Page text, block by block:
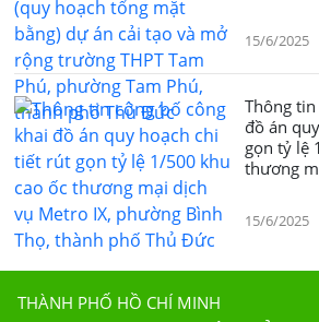
phố Thủ
15/6/2025
Thông tin công bố công khai
đồ án
gọn tỷ lệ
thương
15/6/2025
THÀNH PHỐ HỒ CHÍ MINH